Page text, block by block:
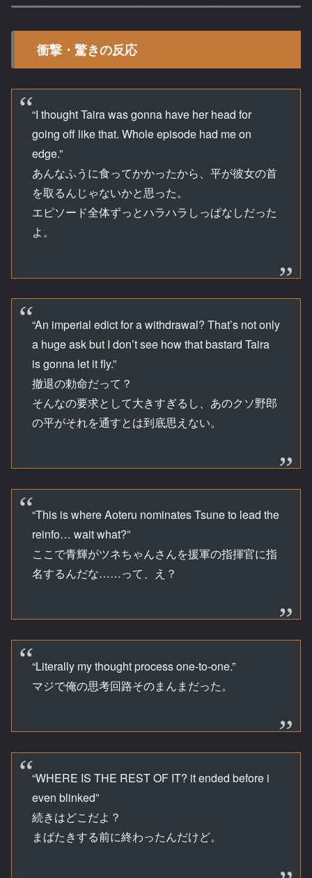
衝撃・驚きの反応
“I thought Taira was gonna have her head for
going off like that. Whole episode had me on
edge.”
あんなふうに食ってかかったから、平が彼女の首
を取るんじゃないかと思った。
エピソード全体ずっとハラハラしっぱなしだった
よ。
“An imperial edict for a withdrawal? That’s not only
a huge ask but I don’t see how that bastard Taira
is gonna let it fly.”
撤退の勅命だって？
そんなの要求として大きすぎるし、あのクソ野郎
の平がそれを通すとは到底思えない。
“This is where Aoteru nominates Tsune to lead the
reinfo… wait what?”
ここで青輝がツネちゃんさんを援軍の指揮官に指
名するんだな……って、え？
“Literally my thought process one-to-one.”
マジで俺の思考回路そのまんまだった。
“WHERE IS THE REST OF IT? it ended before i
even blinked”
続きはどこだよ？
まばたきする前に終わったんだけど。